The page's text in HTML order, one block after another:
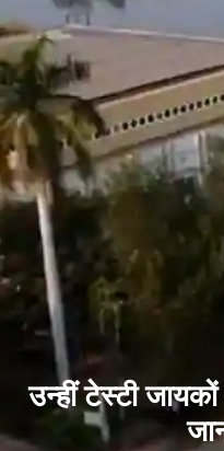
उन्हीं टेस्टी